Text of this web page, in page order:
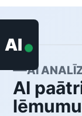
AI
AI
AI